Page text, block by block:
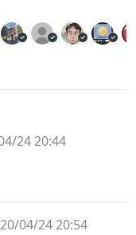
24 20:44
04/24 20:54